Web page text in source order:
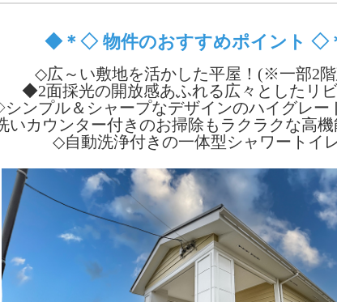
◆＊◇ 物件のおすすめポイント ◇
◇広～い敷地を活かした平屋！(※一部2
◆2面採光の開放感あふれる広々としたリ
ンプル＆シャープなデザインのハイグレー
カウンター付きのお掃除もラクラクな高機
◇自動洗浄付きの一体型シャワートイ